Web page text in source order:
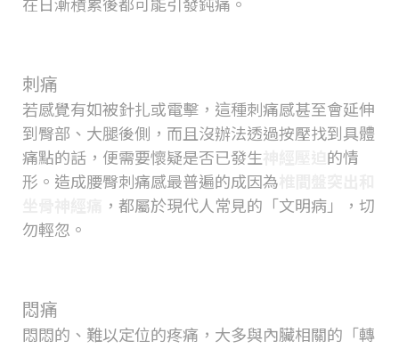
刺痛
若感覺有如被針扎或電擊，這種刺痛感甚至會延伸
到臀部、大腿後側，而且沒辦法透過按壓找到具體
痛點的話，便需要懷疑是否已發生
的情
形。造成腰臀刺痛感最普遍的成因為
，都屬於現代人常見的「文明病」，切
勿輕忽。
悶痛
悶悶的、難以定位的疼痛，大多與內臟相關的「轉